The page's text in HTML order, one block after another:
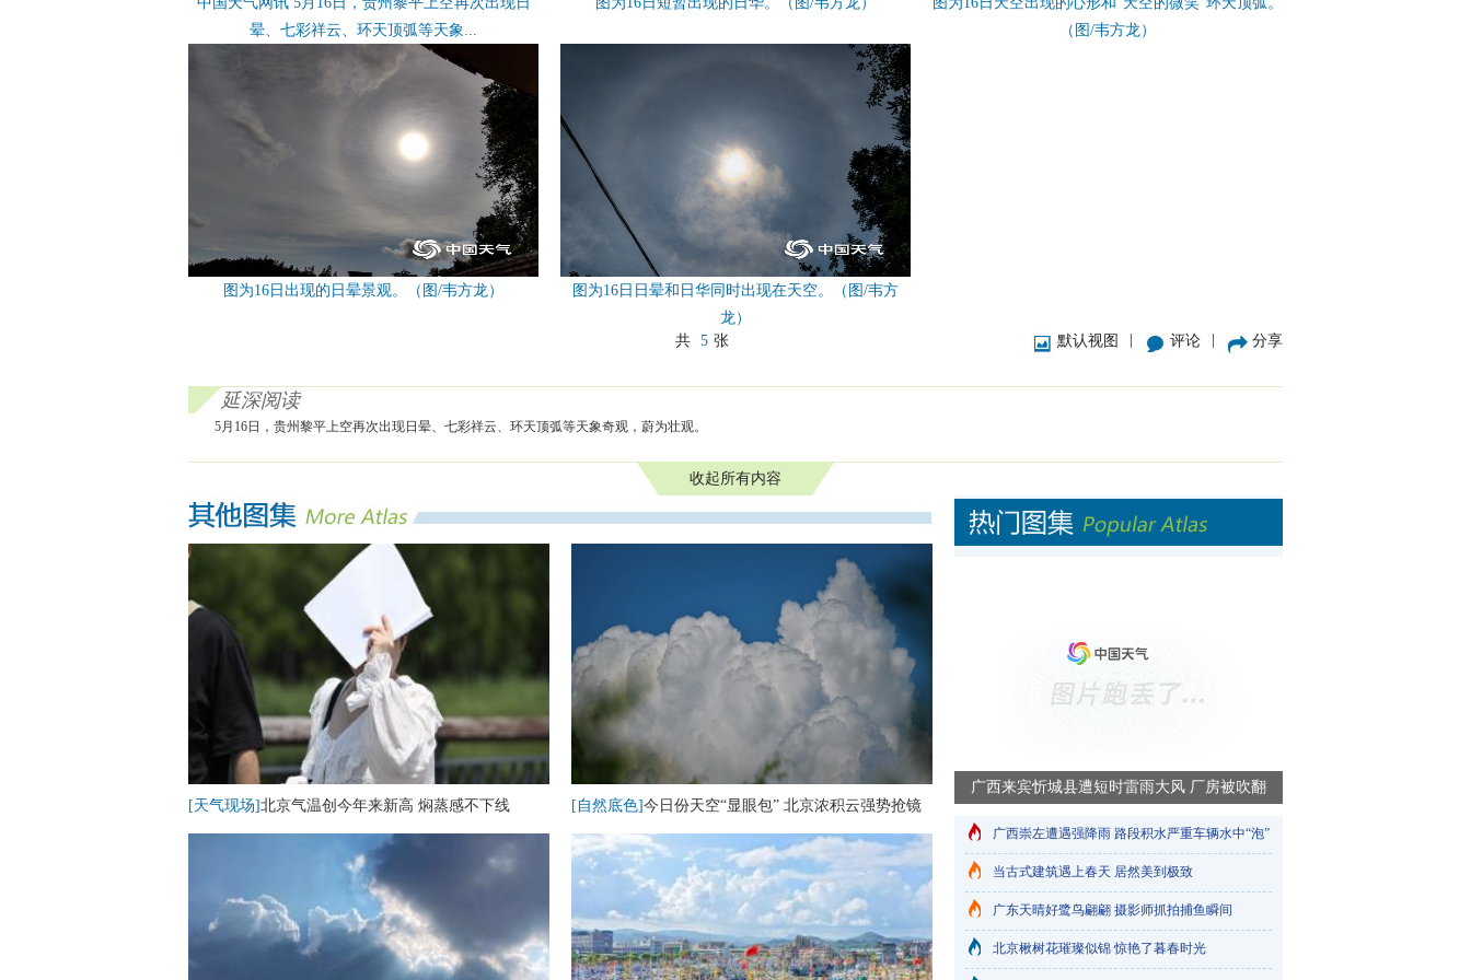
晕、七彩祥云、环天顶弧等天象...
（图/韦方龙）
图为16日出现的日晕景观。（图/韦方龙）
图为16日日晕和日华同时出现在天空。（图/韦方
龙）
共 5 张 默认视图 评论 分享
延深阅读
5月16日，贵州黎平上空再次出现日晕、七彩祥云、环天顶弧等天象奇观，蔚为壮观。
收起所有内容
[天气现场]北京气温创今年来新高 焖蒸感不下线 [自然底色]今日份天空“显眼包” 北京浓积云强势抢镜
广西来宾忻城县遭短时雷雨大风 厂房被吹翻
广西崇左遭遇强降雨 路段积水严重车辆水中“泡”​
当古式建筑遇上春天 居然美到极致
广东天晴好鹭鸟翩翩 摄影师抓拍捕鱼瞬间
北京楸树花璀璨似锦 惊艳了暮春时光